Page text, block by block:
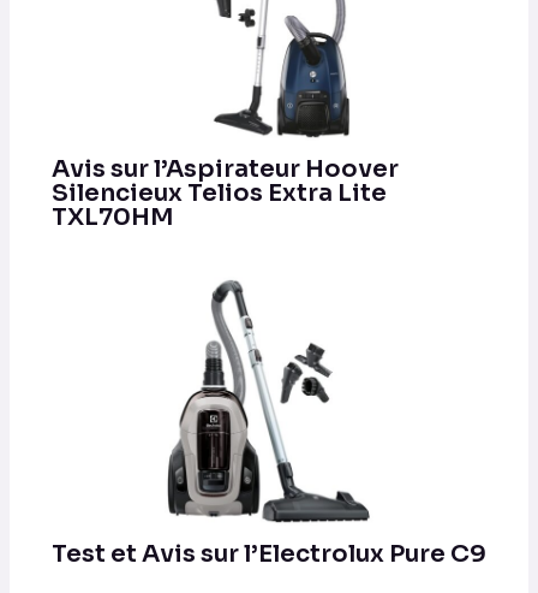
Avis sur l’Aspirateur Hoover
Silencieux Telios Extra Lite
TXL70HM
Test et Avis sur l’Electrolux Pure C9